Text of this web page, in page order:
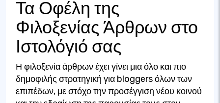
Τα Οφέλη της
Φιλοξενίας Άρθρων στο
Ιστολόγιό σας
Η φιλοξενία άρθρων έχει γίνει μια όλο και πιο
δημοφιλής στρατηγική για bloggers όλων των
επιπέδων, με στόχο την προσέγγιση νέου κοινού